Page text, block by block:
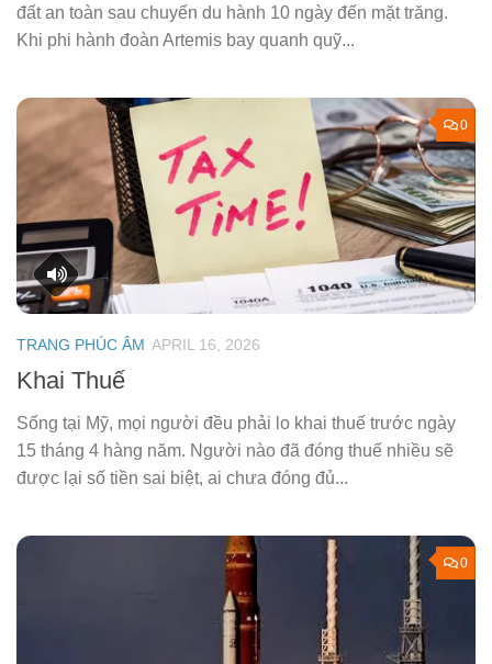
đất an toàn sau chuyến du hành 10 ngày đến mặt trăng.
Khi phi hành đoàn Artemis bay quanh quỹ...
0
TRANG PHÚC ÂM APRIL 16, 2026
Khai Thuế
Sống tại Mỹ, mọi người đều phải lo khai thuế trước ngày
15 tháng 4 hàng năm. Người nào đã đóng thuế nhiều sẽ
được lại số tiền sai biệt, ai chưa đóng đủ...
0